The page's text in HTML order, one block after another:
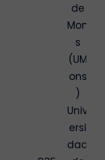
de
Mon
s
(UM
ons
)
Univ
ersi
dad